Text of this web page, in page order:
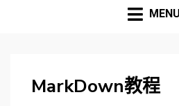
MENU
MarkDown教程